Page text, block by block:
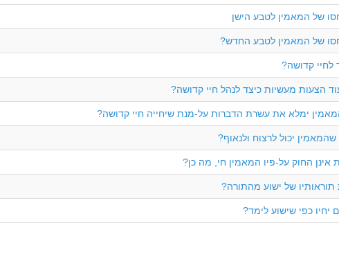
של המאמין לטבע הישן
של המאמין לטבע החדש?
לחיי קדושה?
הצעות מעשיות כיצד לנהל חיי קדושה?
ימלא את עשרת הדברות על-מנת שיחייה חיי קדושה?
יכול לרצוח ולנאוף?
החוק על-פיו המאמין חי, מה כן?
תוראותיו של ישוע מהתורה?
יחיו כפי שישוע לימד?